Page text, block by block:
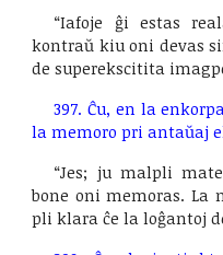
“Iafoje ĝi estas
kontraŭ kiu oni devas
de superekscitita
397. Ĉu, en la
la memoro pri antaŭaj
“Jes; ju malpli
bone oni memoras. La
pli klara ĉe la loĝantoj